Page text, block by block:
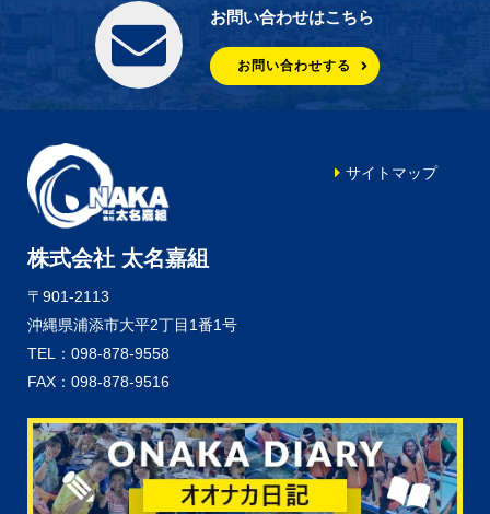
お問い合わせはこちら
お問い合わせする
株式会社 太名嘉組
〒901-2113
沖縄県浦添市大平2丁目1番1号
TEL：098-878-9558
FAX：098-878-9516
サイトマップ